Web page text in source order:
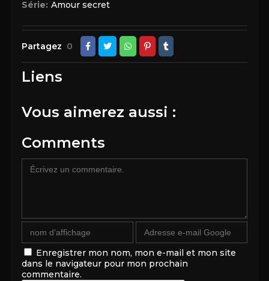
Série: Amour secret
Partagez 0
Liens
Vous aimerez aussi :
Comments
Enregistrer mon nom, mon e-mail et mon site
dans le navigateur pour mon prochain
commentaire.